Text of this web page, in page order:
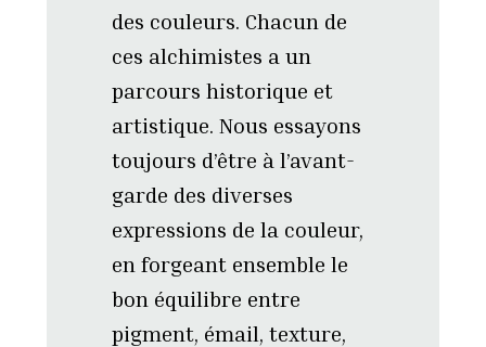
des couleurs. Chacun de
ces alchimistes a un
parcours historique et
artistique. Nous essayons
toujours d’être à l’avant-
garde des diverses
expressions de la couleur,
en forgeant ensemble le
bon équilibre entre
pigment, émail, texture,